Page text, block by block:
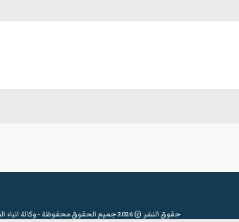
حقوق النشر © 2026 جميع الحقوق محفوظة - وكالة انباء